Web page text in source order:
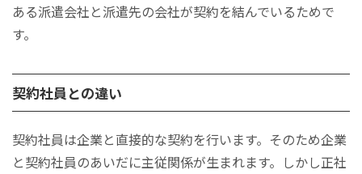
ある派遣会社と派遣先の会社が契約を結んでいるためで
す。
契約社員との違い
契約社員は企業と直接的な契約を行います。そのため企業
と契約社員のあいだに主従関係が生まれます。しかし正社